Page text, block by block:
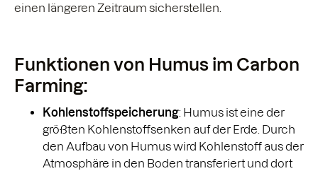
einen längeren Zeitraum sicherstellen.
Funktionen von Humus im Carbon
Farming:
Kohlenstoffspeicherung: Humus ist eine der
größten Kohlenstoffsenken auf der Erde. Durch
den Aufbau von Humus wird Kohlenstoff aus der
Atmosphäre in den Boden transferiert und dort